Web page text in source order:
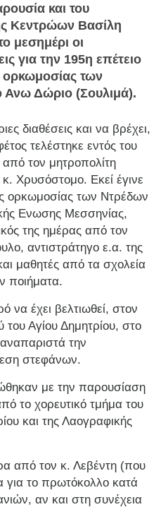
και του
Κεντρώων Βασίλη
μεσημέρι οι
για την 195η επέτειο
ορκωμοσίας των
Ανω Δώριο (Σουλιμά).
διαθέσεις και να βρέχει,
τελέστηκε εντός του
τον μητροπολίτη
Χρυσόστομο. Εκεί έγινε
ορκωμοσίας των Ντρέδων
Ενωσης Μεσσηνίας,
της ημέρας από τον
αντιστράτηγο ε.α. της
μαθητές από τα σχολεία
ποιήματα.
να έχει βελτιωθεί, στον
Αγίου Δημητρίου, στο
την
στεφάνων.
με την παρουσίαση
το χορευτικό τμήμα του
και της Λαογραφικής
από τον κ. Λεβέντη (που
το πρωτόκολλο κατά
αν και στη συνέχεια